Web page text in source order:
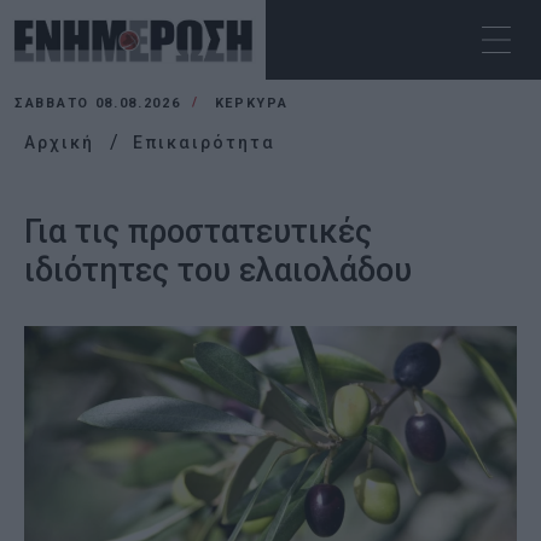
ΣΆΒΒΑΤΟ 08.08.2026 ΚΕΡΚΥΡΑ
Αρχική Επικαιρότητα
Για τις προστατευτικές
ιδιότητες του ελαιολάδου